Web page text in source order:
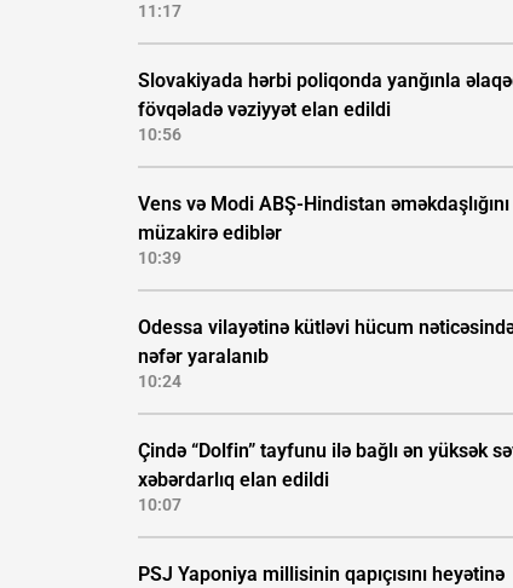
11:17
Slovakiyada hərbi poliqonda yanğınla
fövqəladə vəziyyət elan edildi
10:56
Vens və Modi ABŞ-Hindistan əməkdaşlığını
müzakirə ediblər
10:39
Odessa vilayətinə kütləvi hücum
nəfər yaralanıb
10:24
Çində “Dolfin” tayfunu ilə bağlı ən yüksək
xəbərdarlıq elan edildi
10:07
PSJ Yaponiya millisinin qapıçısını heyətinə